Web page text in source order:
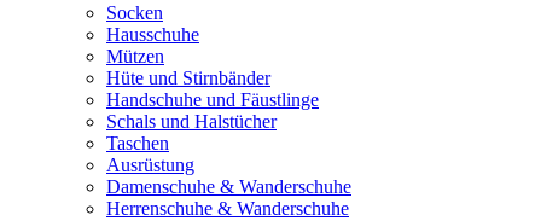
Socken
Hausschuhe
Mützen
Hüte und Stirnbänder
Handschuhe und Fäustlinge
Schals und Halstücher
Taschen
Ausrüstung
Damenschuhe & Wanderschuhe
Herrenschuhe & Wanderschuhe